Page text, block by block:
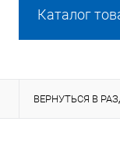
Каталог
ВЕРНУТЬСЯ В